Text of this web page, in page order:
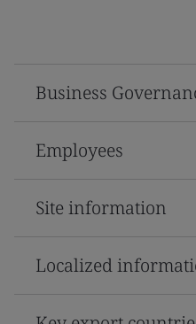
Business
Employees
Site information
Localized